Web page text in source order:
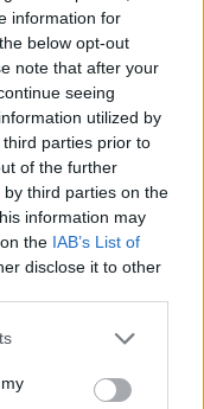
information for
below opt-out
note that after your
seeing
utilized by
parties prior to
of the further
third parties on the
information may
the IAB’s List of
disclose it to other
φόρεσε
με το
καταγάλανα νερά